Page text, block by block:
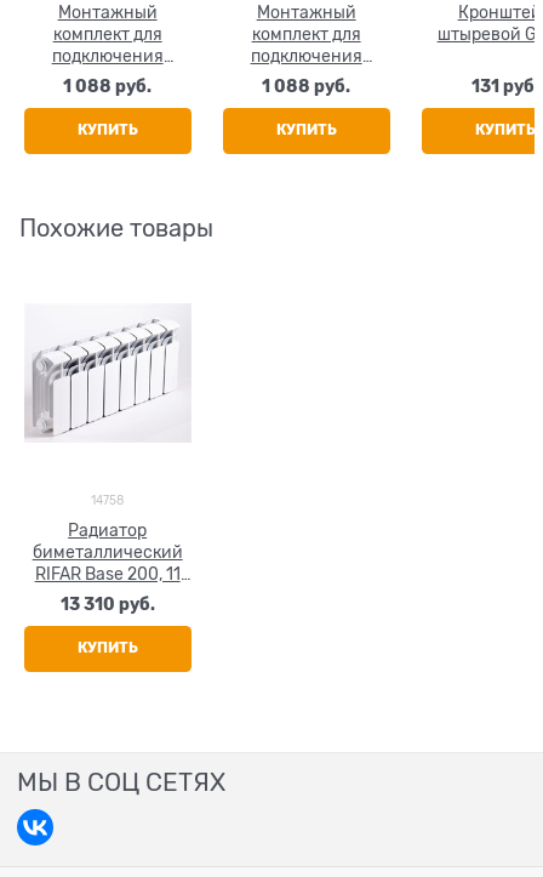
Монтажный
комплект для
подключения
радиатора Global,
размер 1/2"
1 088 руб.
КУПИТЬ
Монтажный
комплект для
подключения
радиатора Global,
размер 3/4"
1 088 руб.
КУПИТЬ
штыревой
131 руб.
КУПИТЬ
Похожие товары
14758
Радиатор
биметаллический
RIFAR Base 200, 11
секций
13 310 руб.
КУПИТЬ
МЫ В СОЦ СЕТЯХ